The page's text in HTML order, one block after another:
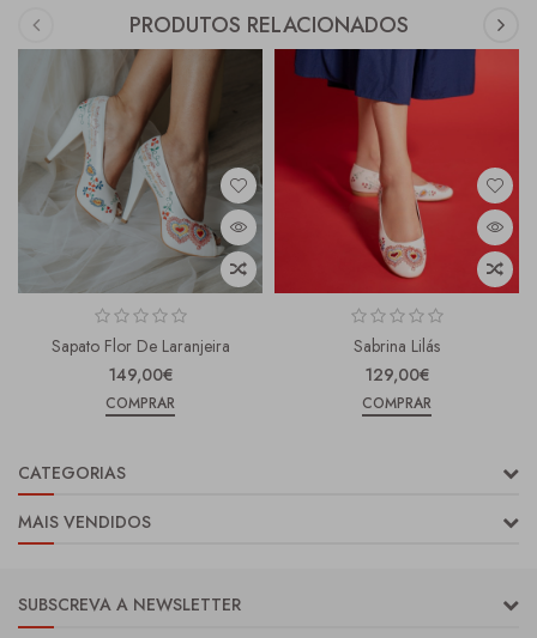
PRODUTOS RELACIONADOS
Sapato Flor De Laranjeira
149,00€
COMPRAR
Sabrina Lilás
129,00€
COMPRAR
CATEGORIAS
MAIS VENDIDOS
SUBSCREVA A NEWSLETTER